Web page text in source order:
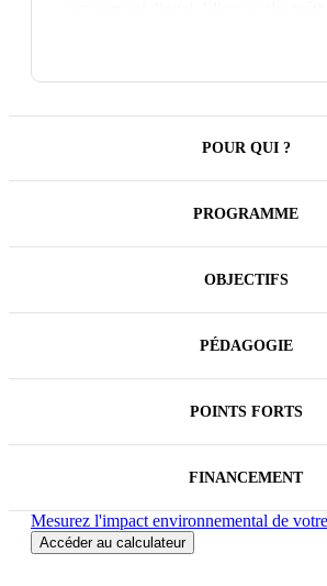
apports de bonnes pratiques et mises
POUR QUI ?
PROGRAMME
OBJECTIFS
PÉDAGOGIE
POINTS FORTS
FINANCEMENT
Mesurez l'impact environnemental de
Accéder au calculateur